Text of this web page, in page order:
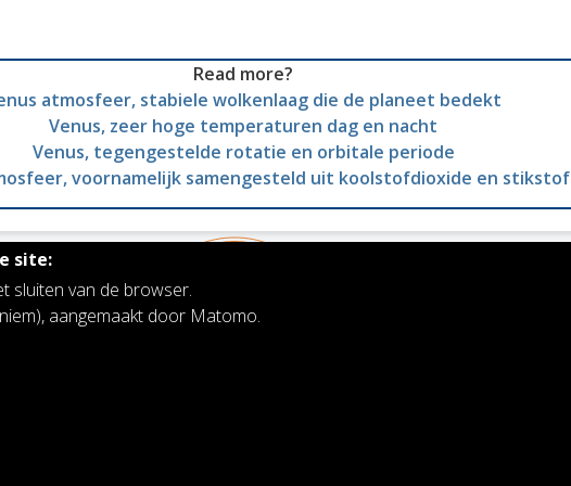
Read more?
atmosfeer, stabiele wolkenlaag die de planeet bedekt
Venus, zeer hoge temperaturen dag en nacht
Venus, tegengestelde rotatie en orbitale periode
voornamelijk samengesteld uit koolstofdioxide en stikstof
site:
sluiten van de browser.
aangemaakt door Matomo.